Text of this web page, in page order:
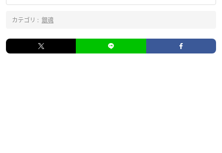
カテゴリ : 銀魂